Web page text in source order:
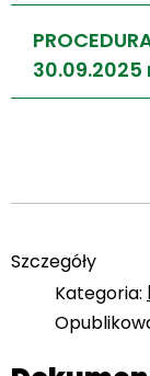
Szczegóły
Kategoria: